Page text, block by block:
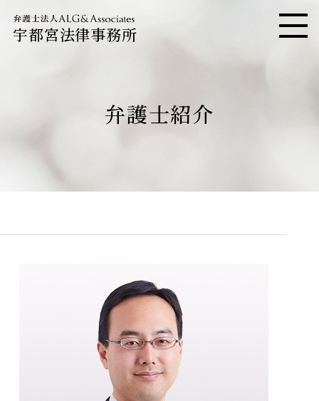
宇都宮法律事務所
弁護士紹介